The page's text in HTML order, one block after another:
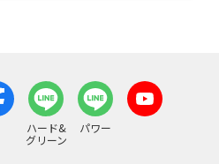
ハード&
グリーン
パワー